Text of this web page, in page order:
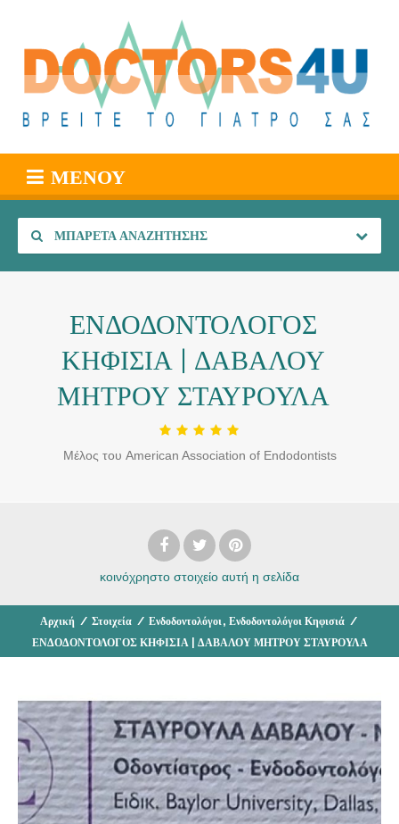
ΜΕΝΟΎ
ΜΠΑΡΈΤΑ ΑΝΑΖΉΤΗΣΗΣ
ΕΝΔΟΔΟΝΤΟΛΟΓΟΣ
ΚΗΦΙΣΙΑ | ΔΑΒΑΛΟΥ
ΜΗΤΡΟΥ ΣΤΑΥΡΟΥΛΑ
Μέλος του American Association of Endodontists
κοινόχρηστο στοιχείο αυτή η σελίδα
Αρχική / Στοιχεία / Ενδοδοντολόγοι , Ενδοδοντολόγοι Κηφισιά /
ΕΝΔΟΔΟΝΤΟΛΟΓΟΣ ΚΗΦΙΣΙΑ | ΔΑΒΑΛΟΥ ΜΗΤΡΟΥ ΣΤΑΥΡΟΥΛΑ